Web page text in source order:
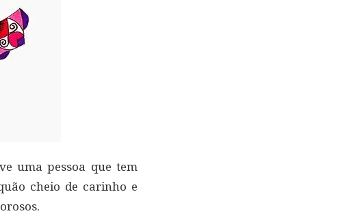
uma pessoa que tem
cheio de carinho e